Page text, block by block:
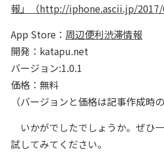
報」（http://iphone.ascii.jp/2017/
App Store： 周辺便利渋滞情報
開発：katapu.net
バージョン:1.0.1
価格：無料
（バージョンと価格は記事作成時
いかがでしたでしょうか。ぜひ
試してみてください。